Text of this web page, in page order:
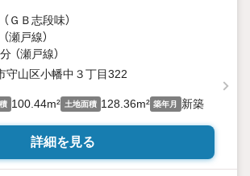
ＧＢ志段味）
瀬戸線）
分 （瀬戸線）
守山区小幡中３丁目322
100.44m² 土地面積 128.36m² 築年月 新築
詳細を見る